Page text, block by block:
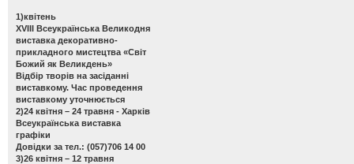
1)квітень
ХVІІІ Всеукраїнська Великодня
виставка декоративно-
прикладного мистецтва «Світ
Божий як Великдень»
Відбір творів на засіданні
виставкому. Час проведення
виставкому уточнюється
2)24 квітня – 24 травня - Харків
Всеукраїнська виставка
графіки
Довідки за тел.: (057)706 14 00
3)26 квітня – 12 травня